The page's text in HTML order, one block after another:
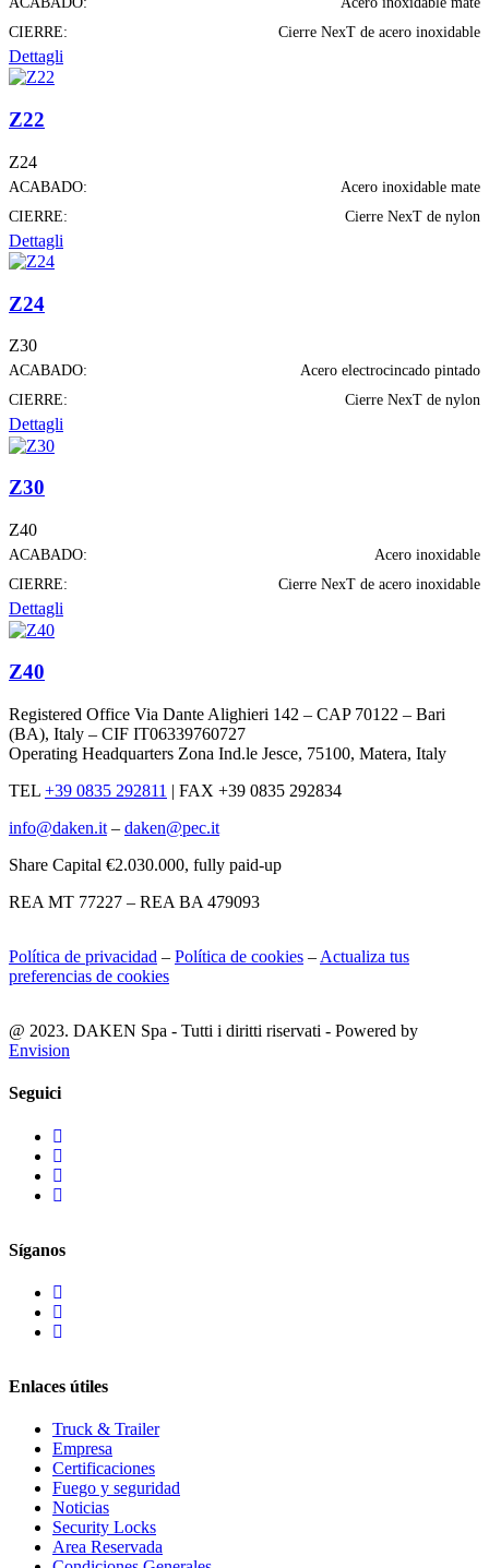
CIERRE:
Cierre NexT de acero inoxidable
Dettagli
Z22
Z24
ACABADO:
Acero inoxidable mate
CIERRE:
Cierre NexT de nylon
Dettagli
Z24
Z30
ACABADO:
Acero electrocincado pintado
CIERRE:
Cierre NexT de nylon
Dettagli
Z30
Z40
ACABADO:
Acero inoxidable
CIERRE:
Cierre NexT de acero inoxidable
Dettagli
Z40
Registered Office Via Dante Alighieri 142 – CAP 70122 – Bari
(BA), Italy – CIF IT06339760727
Operating Headquarters Zona Ind.le Jesce, 75100, Matera, Italy
TEL +39 0835 292811 | FAX +39 0835 292834
info@daken.it – daken@pec.it
Share Capital €2.030.000, fully paid-up
REA MT 77227 – REA BA 479093
Política de privacidad – Política de cookies – Actualiza tus
preferencias de cookies
@ 2023. DAKEN Spa - Tutti i diritti riservati - Powered by
Envision
Seguici
Síganos
Enlaces útiles
Truck & Trailer
Empresa
Certificaciones
Fuego y seguridad
Noticias
Security Locks
Area Reservada